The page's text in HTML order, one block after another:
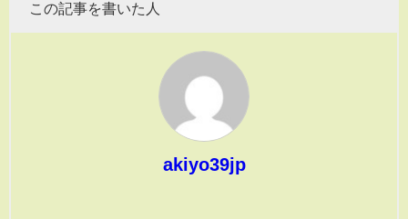
この記事を書いた人
akiyo39jp